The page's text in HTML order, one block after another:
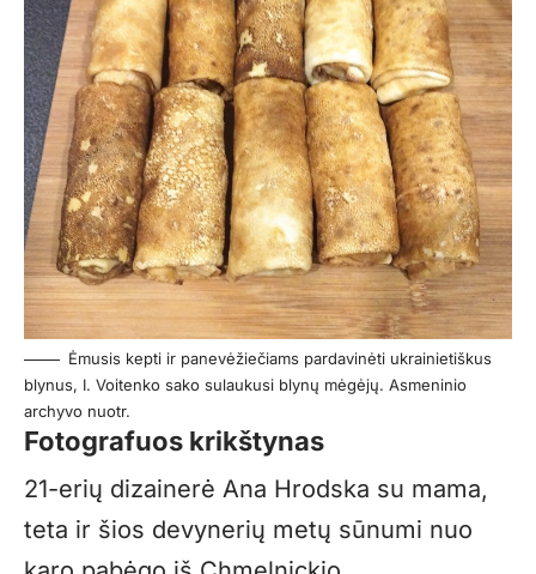
Ėmusis kepti ir panevėžiečiams pardavinėti ukrainietiškus
blynus, I. Voitenko sako sulaukusi blynų mėgėjų. Asmeninio
archyvo nuotr.
Fotografuos krikštynas
21-erių dizainerė Ana Hrodska su mama,
teta ir šios devynerių metų sūnumi nuo